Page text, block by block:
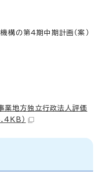
構の第4期中期計画（案）
地方独立行政法人評価
）